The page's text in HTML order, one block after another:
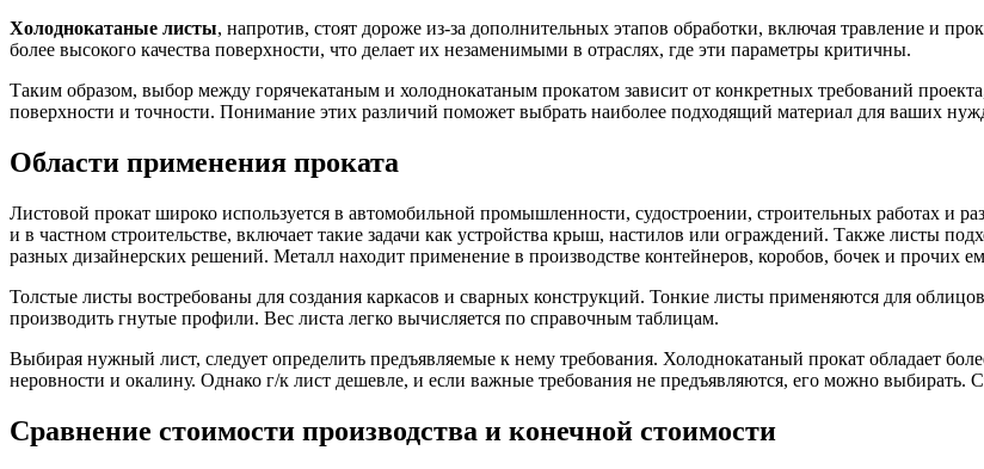
Холоднокатаные листы, напротив, стоят дороже из-за дополнительных этапов обработки, включая травление и
более высокого качества поверхности, что делает их незаменимыми в отраслях, где эти параметры критичны.
Таким образом, выбор между горячекатаным и холоднокатаным прокатом зависит от конкретных требований
поверхности и точности. Понимание этих различий поможет выбрать наиболее подходящий материал для ваших
Области применения проката
Листовой прокат широко используется в автомобильной промышленности, судостроении, строительных работах
и в частном строительстве, включает такие задачи как устройства крыш, настилов или ограждений. Также листы
разных дизайнерских решений. Металл находит применение в производстве контейнеров, коробов, бочек и прочих
Толстые листы востребованы для создания каркасов и сварных конструкций. Тонкие листы применяются для
производить гнутые профили. Вес листа легко вычисляется по справочным таблицам.
Выбирая нужный лист, следует определить предъявляемые к нему требования. Холоднокатаный прокат обладает
неровности и окалину. Однако г/к лист дешевле, и если важные требования не предъявляются, его можно выбирать.
Сравнение стоимости производства и конечной стоимости